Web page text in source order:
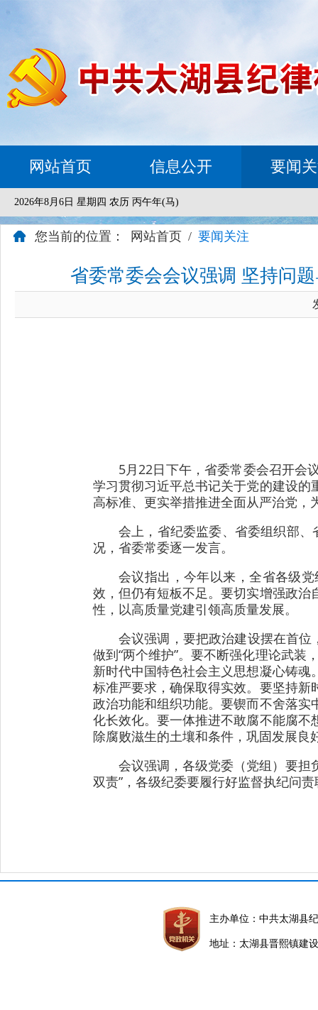
网站首页 信息公开 要闻
2026年8月6日 星期四 农历 丙午年(马)
您当前的位置： 网站首页 / 要闻关注
省委常委会会议强调 坚持问
5月22日下午，省委常委会召开会
学习贯彻习近平总书记关于党的建设
高标准、更实举措推进全面从严治党
会上，省纪委监委、省委组织部
况，省委常委逐一发言。
会议指出，今年以来，全省各级
效，但仍有短板不足。要切实增强政
性，以高质量党建引领高质量发展。
会议强调，要把政治建设摆在首位
做到“两个维护”。要不断强化理论武装
新时代中国特色社会主义思想凝心铸
标准严要求，确保取得实效。要坚持
政治功能和组织功能。要锲而不舍落
化长效化。要一体推进不敢腐不能腐
除腐败滋生的土壤和条件，巩固发展良
会议强调，各级党委（党组）要担
双责”，各级纪委要履行好监督执纪问
主办单位：中共太湖县
地址：太湖县晋熙镇建